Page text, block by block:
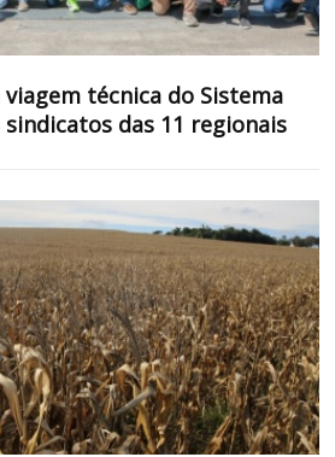
técnica do Sistema
sindicatos das 11 regionais